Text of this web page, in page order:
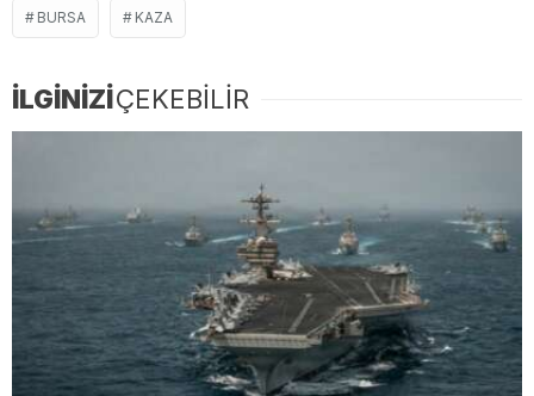
BURSA KAZA
İLGİNİZİÇEKEBİLİR